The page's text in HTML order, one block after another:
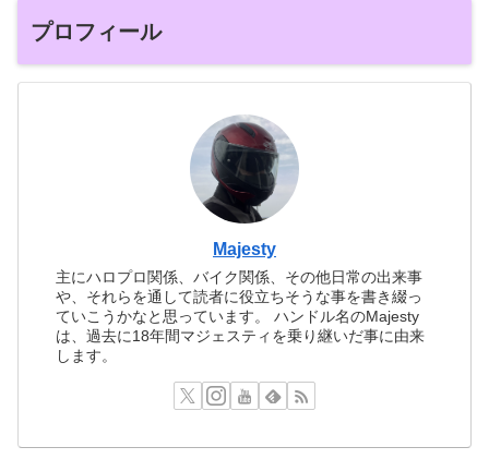
プロフィール
Majesty
主にハロプロ関係、バイク関係、その他日常の出来事
や、それらを通して読者に役立ちそうな事を書き綴っ
ていこうかなと思っています。 ハンドル名のMajesty
は、過去に18年間マジェスティを乗り継いだ事に由来
します。